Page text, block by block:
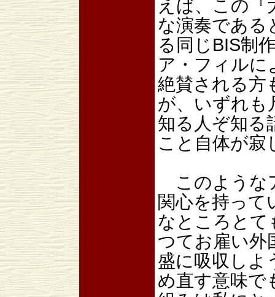
えば、この『
な演奏である
る同じBIS制
ア・フィルに
絶賛される方
が、いずれも
知る人ぞ知る
こと自体が寂
このような
関心を持って
なところとて
つてお雇い外
盛に吸収しよ
め直す意味で